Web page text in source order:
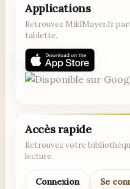
Applications
Retrouvez MiklMayer.fr
tablette.
Accès rapide
Retrouvez votre
lecture.
Connexion Se